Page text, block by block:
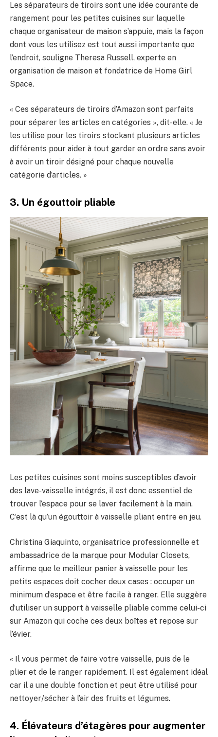
Les séparateurs de tiroirs sont une idée courante de
rangement pour les petites cuisines sur laquelle
chaque organisateur de maison s’appuie, mais la façon
dont vous les utilisez est tout aussi importante que
l’endroit, souligne Theresa Russell, experte en
organisation de maison et fondatrice de Home Girl
Space.
« Ces séparateurs de tiroirs d’Amazon sont parfaits
pour séparer les articles en catégories », dit-elle. « Je
les utilise pour les tiroirs stockant plusieurs articles
différents pour aider à tout garder en ordre sans avoir
à avoir un tiroir désigné pour chaque nouvelle
catégorie d’articles. »
3. Un égouttoir pliable
Les petites cuisines sont moins susceptibles d’avoir
des lave-vaisselle intégrés, il est donc essentiel de
trouver l’espace pour se laver facilement à la main.
C’est là qu’un égouttoir à vaisselle pliant entre en jeu.
Christina Giaquinto, organisatrice professionnelle et
ambassadrice de la marque pour Modular Closets,
affirme que le meilleur panier à vaisselle pour les
petits espaces doit cocher deux cases : occuper un
minimum d’espace et être facile à ranger. Elle suggère
d’utiliser un support à vaisselle pliable comme celui-ci
sur Amazon qui coche ces deux boîtes et repose sur
l’évier.
« Il vous permet de faire votre vaisselle, puis de le
plier et de le ranger rapidement. Il est également idéal
car il a une double fonction et peut être utilisé pour
nettoyer/sécher à l’air des fruits et légumes.
4. Élévateurs d’étagères pour augmenter